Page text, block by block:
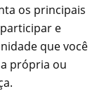
os principais
e
que você
própria ou